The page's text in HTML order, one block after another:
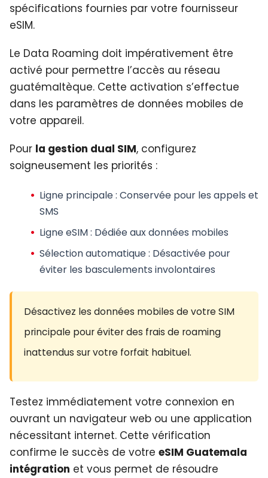
spécifications fournies par votre fournisseur
eSIM.
Le Data Roaming doit impérativement être
activé pour permettre l’accès au réseau
guatémaltèque. Cette activation s’effectue
dans les paramètres de données mobiles de
votre appareil.
Pour la gestion dual SIM, configurez
soigneusement les priorités :
Ligne principale: Conservée pour les appels et
SMS
Ligne eSIM: Dédiée aux données mobiles
Sélection automatique: Désactivée pour
éviter les basculements involontaires
Désactivez les données mobiles de votre SIM
principale pour éviter des frais de roaming
inattendus sur votre forfait habituel.
Testez immédiatement votre connexion en
ouvrant un navigateur web ou une application
nécessitant internet. Cette vérification
confirme le succès de votre eSIM Guatemala
intégration et vous permet de résoudre